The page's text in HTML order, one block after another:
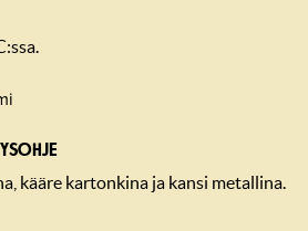
kääre kartonkina ja kansi metallina.